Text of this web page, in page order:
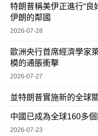
特朗普稱美伊正進行“良
伊朗的鄰國
2026-07-28
歐洲央行首席經濟學家
模的通脹衝擊
2026-07-27
並特朗普實施新的全球
中國已成為全球160多
2026-07-23